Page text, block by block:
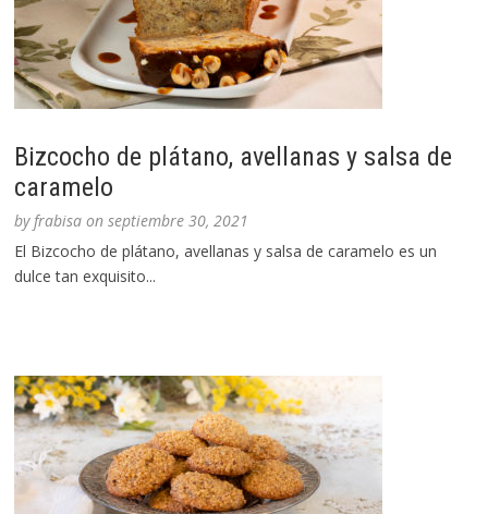
Bizcocho de plátano, avellanas y salsa de
caramelo
byfrabisa onseptiembre 30, 2021
El Bizcocho de plátano, avellanas y salsa de caramelo es un
dulce tan exquisito...